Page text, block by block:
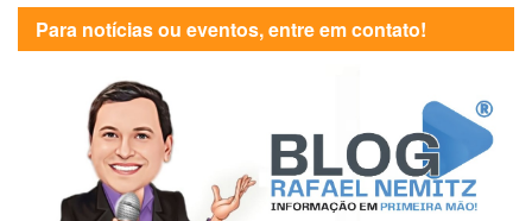
Para notícias ou eventos, entre em contato!